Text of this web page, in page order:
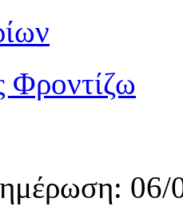
Φροντίζω